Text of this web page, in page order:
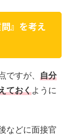
』を考え
ですが、 自分
ておくように
などに面接官